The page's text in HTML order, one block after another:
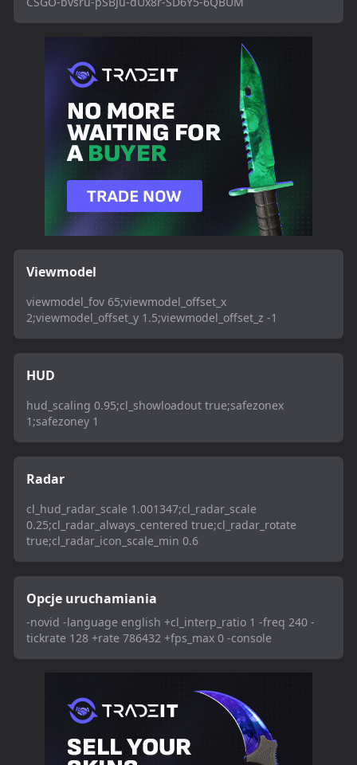
Viewmodel
viewmodel_fov 65;viewmodel_offset_x
2;viewmodel_offset_y 1.5;viewmodel_offset_z -1
HUD
hud_scaling 0.95;cl_showloadout true;safezonex
1;safezoney 1
Radar
cl_hud_radar_scale 1.001347;cl_radar_scale
0.25;cl_radar_always_centered true;cl_radar_rotate
true;cl_radar_icon_scale_min 0.6
Opcje uruchamiania
-novid -language english +cl_interp_ratio 1 -freq 240 -
tickrate 128 +rate 786432 +fps_max 0 -console